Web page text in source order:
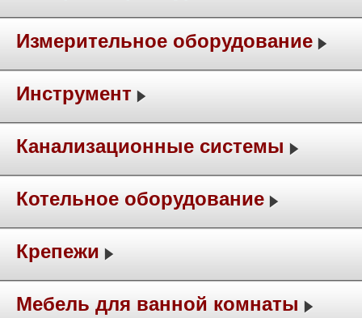
Измерительное оборудование
Инструмент
Канализационные системы
Котельное оборудование
Крепежи
Мебель для ванной комнаты